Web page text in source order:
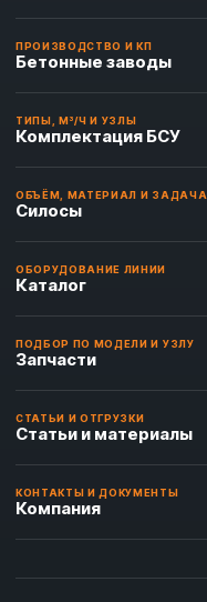
ПРОИЗВОДСТВО И КП
Бетонные заводы
ТИПЫ, М³/Ч И УЗЛЫ
Комплектация БСУ
ОБЪЁМ, МАТЕРИАЛ И ЗАДАЧА
Силосы
ОБОРУДОВАНИЕ ЛИНИИ
Каталог
ПОДБОР ПО МОДЕЛИ И УЗЛУ
Запчасти
СТАТЬИ И ОТГРУЗКИ
Статьи и материалы
КОНТАКТЫ И ДОКУМЕНТЫ
Компания